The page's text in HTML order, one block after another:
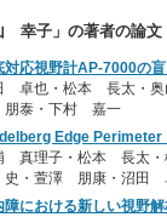
幸子」の著者の論文
対応視野計AP-7000の
卓也・松本 長太・
泰・下村 嘉一
Edge Perimeter
真理子・松本 長太
・萱澤 朋康・沼田
障における新しい視野